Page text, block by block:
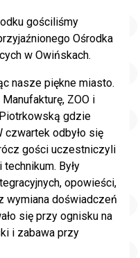
gościliśmy
Ośrodka
w Owińskach.
nasze piękne miasto.
ZOO i
gdzie
czwartek odbyło się
gości uczestniczyli
Były
opowieści,
wymiana doświadczeń
się przy ognisku na
i zabawa przy